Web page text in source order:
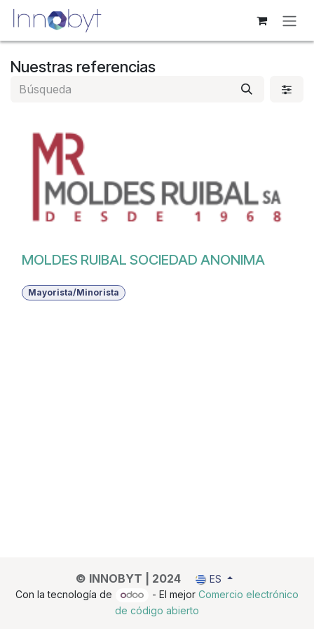
Ir al contenido
Nuestras referencias
MOLDES RUIBAL SOCIEDAD ANONIMA
Mayorista/Minorista
© INNOBYT | 2024
ES
Con la tecnología de
- El mejor Comercio electrónico
de código abierto